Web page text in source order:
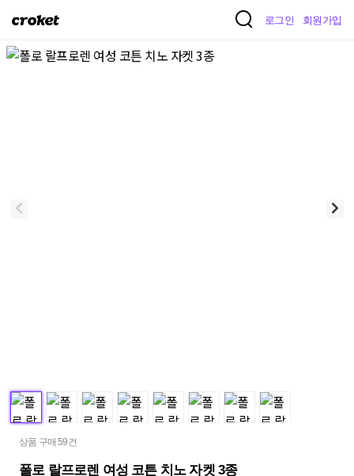
크
켓
로그인 회원가입
상품 구매 59건
폴로 랄프로렌 여성 코튼 치노 자켓 3종